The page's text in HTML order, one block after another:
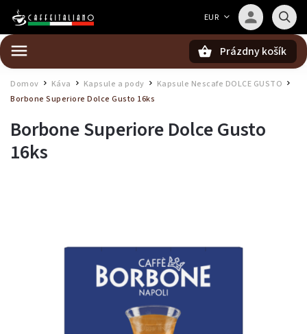
EUR
Prázdny košík
Domov Káva Kapsule a pody Kapsule Nescafe DOLCE GUSTO /
Borbone Superiore Dolce Gusto 16ks
Borbone Superiore Dolce Gusto
16ks
Barista — poradca Caffeitaliano